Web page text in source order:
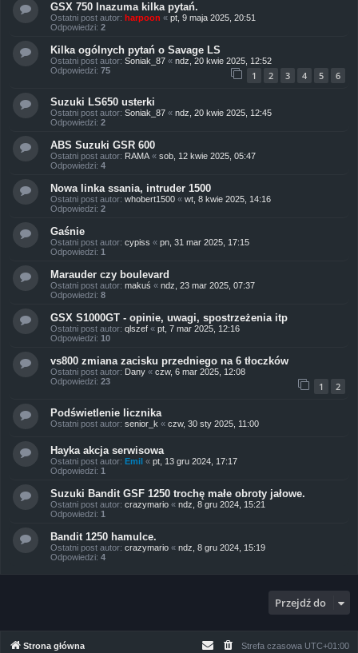
GSX 750 Inazuma kilka pytań.
Ostatni post autor: harpoon « pt, 9 maja 2025, 20:51
Odpowiedzi: 2
Kilka ogólnych pytań o Savage LS
Ostatni post autor: Soniak_87 « ndz, 20 kwie 2025, 12:52
Odpowiedzi: 75 1 2 3 4 5 6
Suzuki LS650 usterki
Ostatni post autor: Soniak_87 « ndz, 20 kwie 2025, 12:45
Odpowiedzi: 2
ABS Suzuki GSR 600
Ostatni post autor: RAMA « sob, 12 kwie 2025, 05:47
Odpowiedzi: 4
Nowa linka ssania, intruder 1500
Ostatni post autor: whobert1500 « wt, 8 kwie 2025, 14:16
Odpowiedzi: 2
Gaśnie
Ostatni post autor: cypiss « pn, 31 mar 2025, 17:15
Odpowiedzi: 1
Marauder czy boulevard
Ostatni post autor: makuś « ndz, 23 mar 2025, 07:37
Odpowiedzi: 8
GSX S1000GT - opinie, uwagi, spostrzeżenia itp
Ostatni post autor: qlszef « pt, 7 mar 2025, 12:16
Odpowiedzi: 10
vs800 zmiana zacisku przedniego na 6 tłoczków
Ostatni post autor: Dany « czw, 6 mar 2025, 12:08
Odpowiedzi: 23 1 2
Podświetlenie licznika
Ostatni post autor: senior_k « czw, 30 sty 2025, 11:00
Hayka akcja serwisowa
Ostatni post autor: Emil « pt, 13 gru 2024, 17:17
Odpowiedzi: 1
Suzuki Bandit GSF 1250 trochę małe obroty jałowe.
Ostatni post autor: crazymario « ndz, 8 gru 2024, 15:21
Odpowiedzi: 1
Bandit 1250 hamulce.
Ostatni post autor: crazymario « ndz, 8 gru 2024, 15:19
Odpowiedzi: 4
Przejdź do
Strona główna Strefa czasowa UTC+01:00